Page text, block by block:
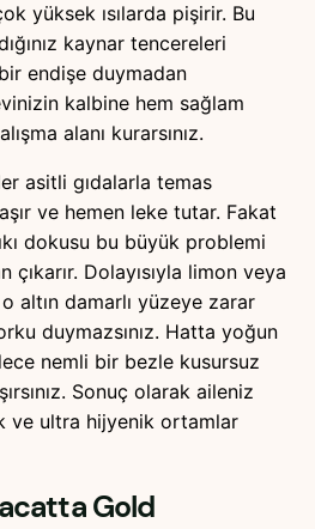
yüksek ısılarda pişirir. Bu
kaynar tencereleri
endişe duymadan
kalbine hem sağlam
alanı kurarsınız.
asitli gıdalarla temas
ve hemen leke tutar. Fakat
dokusu bu büyük problemi
çıkarır. Dolayısıyla limon veya
altın damarlı yüzeye zarar
duymazsınız. Hatta yoğun
nemli bir bezle kusursuz
Sonuç olarak aileniz
ve ultra hijyenik ortamlar
Gold